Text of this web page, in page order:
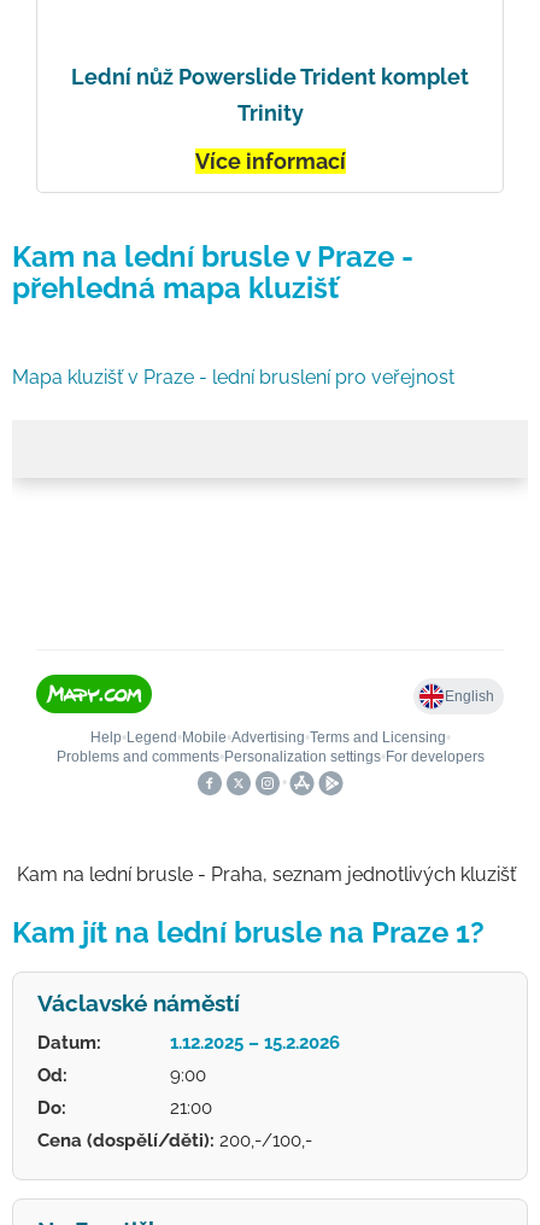
Lední nůž Powerslide Trident komplet
Trinity
Více informací
Kam na lední brusle v Praze -
přehledná mapa kluzišť
Mapa kluzišť v Praze - lední bruslení pro veřejnost
Kam na lední brusle - Praha, seznam jednotlivých kluzišť
Kam jít na lední brusle na Praze 1?
Václavské náměstí
Datum:
1.12.2025 – 15.2.2026
Od:
9:00
Do:
21:00
Cena (dospělí/děti): 200,-/100,-